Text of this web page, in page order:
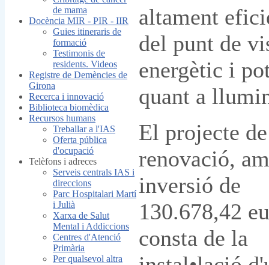
altament
del punt de
energètic i
quant a
El projecte de
renovació,
inversió de
130.678,42
consta de la
de mama
Docència MIR - PIR - IIR
Guies itineraris de
formació
Testimonis de
residents. Videos
Registre de Demències de
Girona
Recerca i innovació
Biblioteca biomèdica
Recursos humans
Treballar a l'IAS
Oferta pública
d'ocupació
Telèfons i adreces
Serveis centrals IAS i
direccions
Parc Hospitalari Martí
i Julià
Xarxa de Salut
Mental i Addiccions
Centres d'Atenció
Primària
Per qualsevol altra